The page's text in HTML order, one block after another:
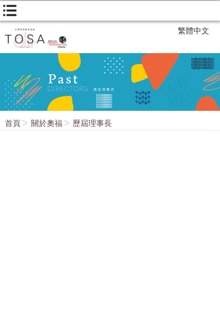
繁體中文
首頁 關於奧福 歷屆理事長